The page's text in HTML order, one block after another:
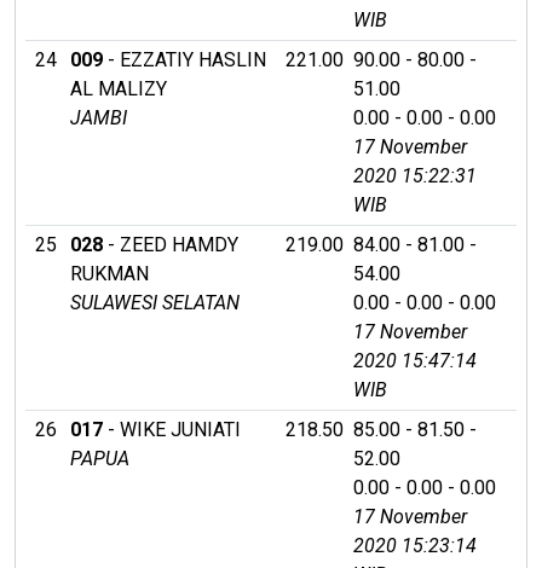
WIB
24
009 - EZZATIY HASLIN
AL MALIZY
JAMBI
221.00 90.00 - 80.00 -
51.00
0.00 - 0.00 - 0.00
17 November
2020 15:22:31
WIB
25
028 - ZEED HAMDY
RUKMAN
SULAWESI SELATAN
219.00 84.00 - 81.00 -
54.00
0.00 - 0.00 - 0.00
17 November
2020 15:47:14
WIB
26
017 - WIKE JUNIATI
PAPUA
218.50 85.00 - 81.50 -
52.00
0.00 - 0.00 - 0.00
17 November
2020 15:23:14